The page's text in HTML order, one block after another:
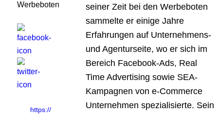
Werbeboten
https://
seiner Zeit bei den Werbeboten
sammelte er einige Jahre
Erfahrungen auf Unternehmens-
und Agenturseite, wo er sich im
Bereich Facebook-Ads, Real
Time Advertising sowie SEA-
Kampagnen von e-Commerce
Unternehmen spezialisierte. Sein